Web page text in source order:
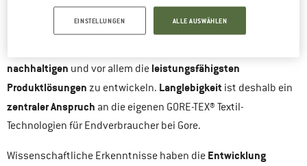
langfristigen Lösungen interessiert. Die Gründer Bill und Vieve
Gore handelten nach der Maxime der Nachhaltigkeit. Gore ist
nachhaltigen und vor allem die leistungsfähigsten
Produktlösungen zu entwickeln. Langlebigkeit ist deshalb ein
zentraler Anspruch an die eigenen GORE-TEX® Textil-
Technologien für Endverbraucher bei Gore.
Wissenschaftliche Erkenntnisse haben die Entwicklung
EINSTELLUNGEN ALLE AUSWÄHLEN